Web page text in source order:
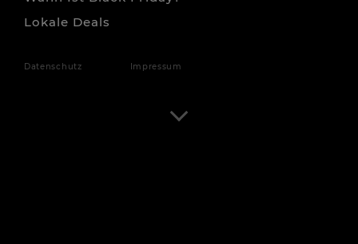
Lokale Deals
Datenschutz Impressum